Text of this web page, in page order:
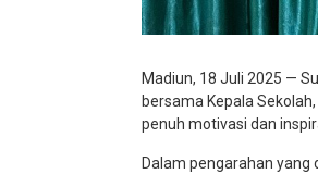
Madiun, 18 Juli 2025 —
bersama Kepala
penuh motivasi dan
Dalam pengarahan